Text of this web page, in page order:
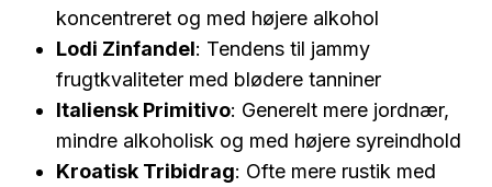
koncentreret og med højere alkohol
Lodi Zinfandel: Tendens til jammy
frugtkvaliteter med blødere tanniner
Italiensk Primitivo: Generelt mere jordnær,
mindre alkoholisk og med højere syreindhold
Kroatisk Tribidrag: Ofte mere rustik med